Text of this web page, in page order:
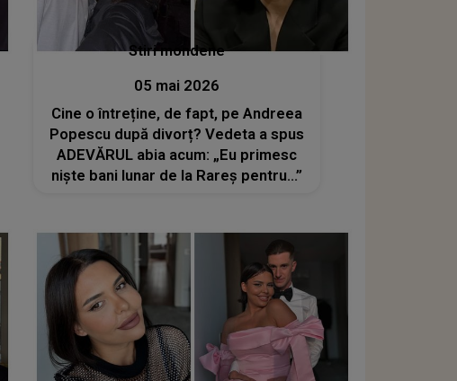
Stiri mondene
05 mai 2026
Cine o întreține, de fapt, pe Andreea
Popescu după divorț? Vedeta a spus
ADEVĂRUL abia acum: „Eu primesc
niște bani lunar de la Rareș pentru...”